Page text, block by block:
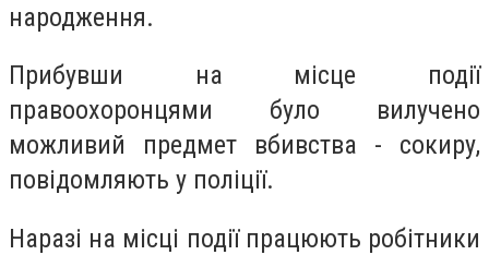
народження.
Прибувши на місце події
правоохоронцями було вилучено
можливий предмет вбивства - сокиру,
повідомляють у поліції.
Наразі на місці події працюють робітники